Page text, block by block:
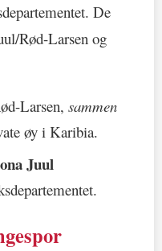
De
Rød-Larsen og
Larsen, sammen
øy i Karibia.
Juul